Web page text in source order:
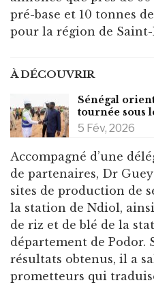
pré-base et 10 tonnes
pour la région de
À DÉCOUVRIR
Sénégal
tournée sous
5 Fév, 2026
Accompagné d’une
de partenaires, Dr
sites de production de
la station de Ndiol,
de riz et de blé de la
département de Podor.
résultats obtenus, il a
prometteurs qui